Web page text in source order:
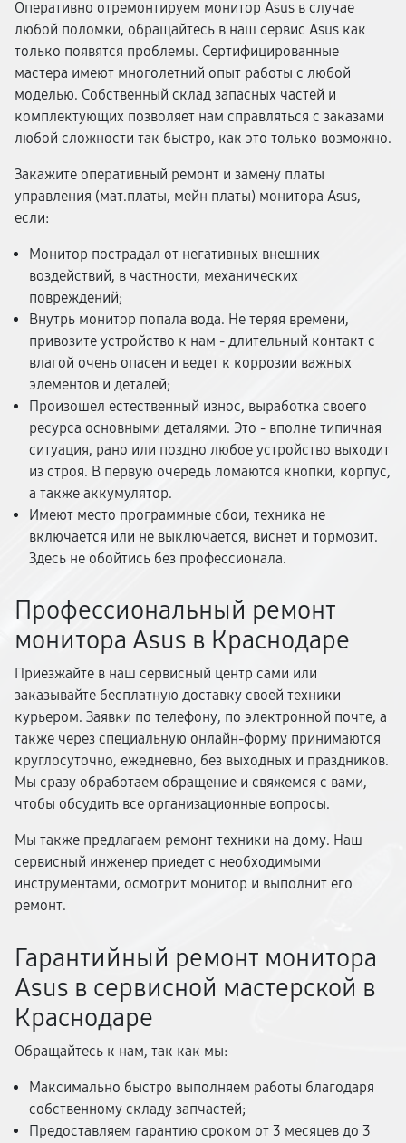
Оперативно отремонтируем монитор Asus в случае
любой поломки, обращайтесь в наш сервис Asus как
только появятся проблемы. Сертифицированные
мастера имеют многолетний опыт работы с любой
моделью. Собственный склад запасных частей и
комплектующих позволяет нам справляться с заказами
любой сложности так быстро, как это только возможно.
Закажите оперативный ремонт и замену платы
управления (мат.платы, мейн платы) монитора Asus,
если:
Монитор пострадал от негативных внешних
воздействий, в частности, механических
повреждений;
Внутрь монитор попала вода. Не теряя времени,
привозите устройство к нам - длительный контакт с
влагой очень опасен и ведет к коррозии важных
элементов и деталей;
Произошел естественный износ, выработка своего
ресурса основными деталями. Это - вполне типичная
ситуация, рано или поздно любое устройство выходит
из строя. В первую очередь ломаются кнопки, корпус,
а также аккумулятор.
Имеют место программные сбои, техника не
включается или не выключается, виснет и тормозит.
Здесь не обойтись без профессионала.
Профессиональный ремонт
монитора Asus в Краснодаре
Приезжайте в наш сервисный центр сами или
заказывайте бесплатную доставку своей техники
курьером. Заявки по телефону, по электронной почте, а
также через специальную онлайн-форму принимаются
круглосуточно, ежедневно, без выходных и праздников.
Мы сразу обработаем обращение и свяжемся с вами,
чтобы обсудить все организационные вопросы.
Мы также предлагаем ремонт техники на дому. Наш
сервисный инженер приедет с необходимыми
инструментами, осмотрит монитор и выполнит его
ремонт.
Гарантийный ремонт монитора
Asus в сервисной мастерской в
Краснодаре
Обращайтесь к нам, так как мы:
Максимально быстро выполняем работы благодаря
собственному складу запчастей;
Предоставляем гарантию сроком от 3 месяцев до 3